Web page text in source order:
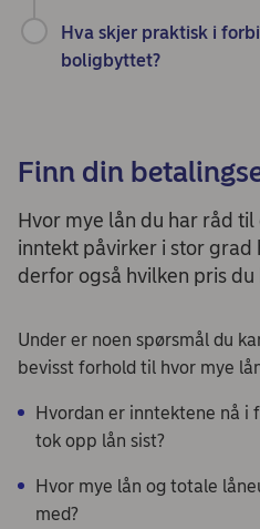
Hva skjer praktisk i
boligbyttet?
Finn din
Hvor mye lån du har råd
inntekt påvirker i stor grad
derfor også hvilken pris
Under er noen spørsmål du
bevisst forhold til hvor mye
Hvordan er inntektene nå i
tok opp lån sist?
Hvor mye lån og totale
med?